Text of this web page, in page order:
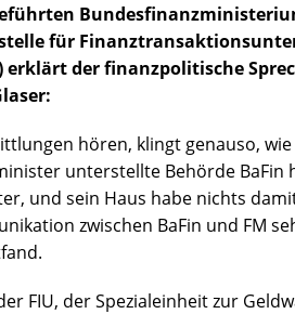
für
der finanzpolitische
hören, klingt genauso,
unterstellte Behörde BaFin
und sein Haus habe nichts
zwischen BaFin und FM
FIU, der Spezialeinheit zur